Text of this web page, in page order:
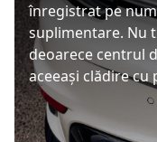
înregistrat pe
suplimentare. Nu
deoarece centrul
aceeași clădire